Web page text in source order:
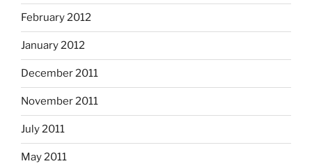
February 2012
January 2012
December 2011
November 2011
July 2011
May 2011